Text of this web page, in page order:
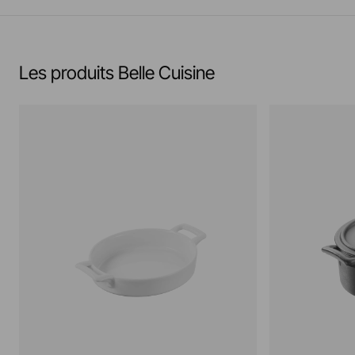
Les produits Belle Cuisine